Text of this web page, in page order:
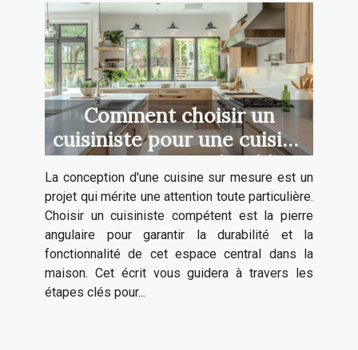
Comment choisir un
cuisiniste pour une cuisine
sur mesure et durable
La conception d'une cuisine sur mesure est un
projet qui mérite une attention toute particulière.
Choisir un cuisiniste compétent est la pierre
angulaire pour garantir la durabilité et la
fonctionnalité de cet espace central dans la
maison. Cet écrit vous guidera à travers les
étapes clés pour...